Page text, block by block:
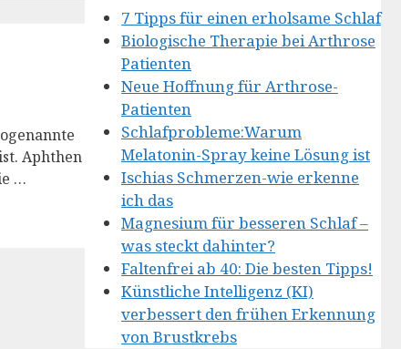
Aphthen
…
7 Tipps für einen erholsame Schlaf
Biologische Therapie bei Arthrose
Patienten
Neue Hoffnung für Arthrose-
Patienten
Schlafprobleme:Warum
Melatonin-Spray keine Lösung ist
Ischias Schmerzen-wie erkenne
ich das
Magnesium für besseren Schlaf –
was steckt dahinter?
Faltenfrei ab 40: Die besten Tipps!
Künstliche Intelligenz (KI)
verbessert den frühen Erkennung
von Brustkrebs